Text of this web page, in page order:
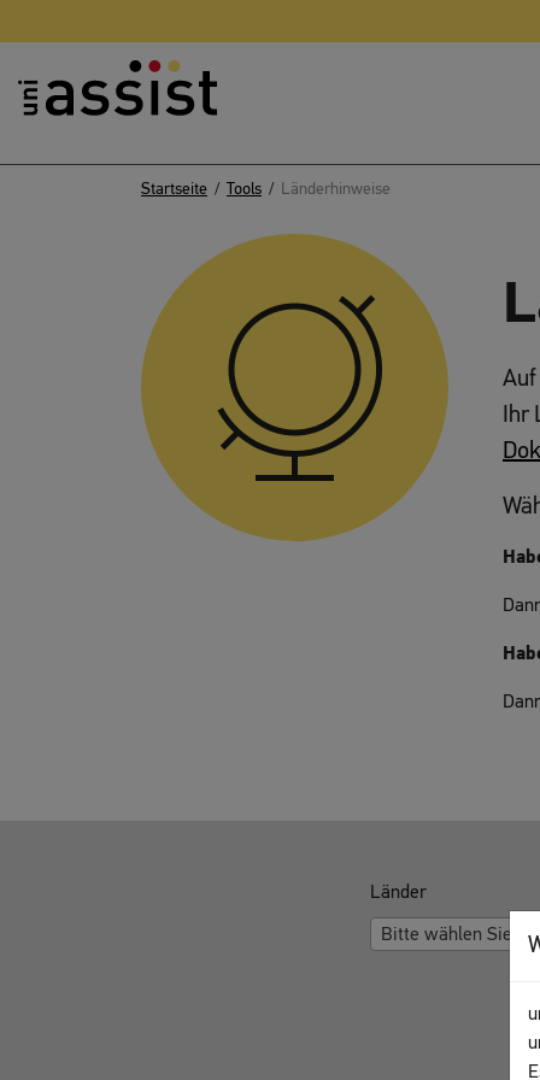
Startseite Tools Länderhinweise
Auf
Länder
Bitte wählen Sie